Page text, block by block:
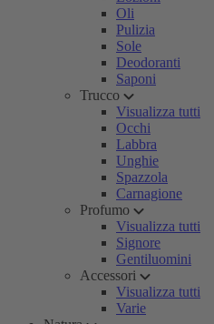
Oli
Pulizia
Sole
Deodoranti
Saponi
Trucco
Visualizza tutti
Occhi
Labbra
Unghie
Spazzola
Carnagione
Profumo
Visualizza tutti
Signore
Gentiluomini
Accessori
Visualizza tutti
Varie